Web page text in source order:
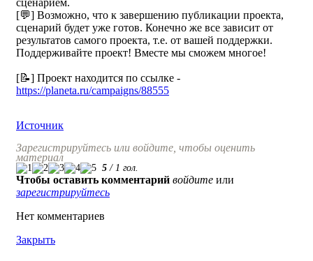
сценарием.
[💬] Возможно, что к завершению публикации проекта,
сценарий будет уже готов. Конечно же все зависит от
результатов самого проекта, т.е. от вашей поддержки.
Поддерживайте проект! Вместе мы сможем многое!
[📝] Проект находится по ссылке -
https://planeta.ru/campaigns/88555
Источник
Зарегистрируйтесь или войдите, чтобы оценить
материал
5 / 1 гол.
Чтобы оставить комментарий войдите или
зарегистрируйтесь
Нет комментариев
Закрыть